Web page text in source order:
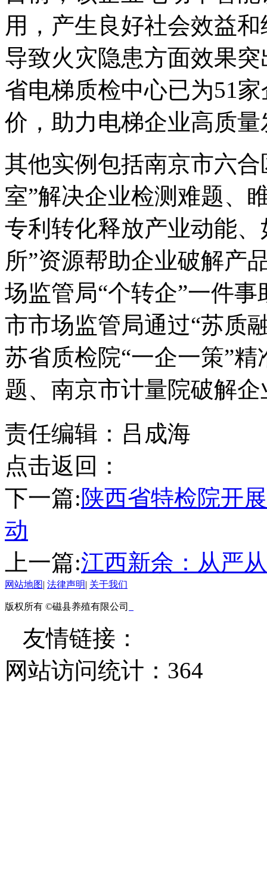
用，产生良好社会效益
导致火灾隐患方面效果
省电梯质检中心已为51
价，助力电梯企业高质量
其他实例包括南京市六
室”解决企业检测难题、
专利转化释放产业动能
所”资源帮助企业破解产
场监管局“个转企”一件
市市场监管局通过“苏质
苏省质检院“一企一策”
题、南京市计量院破解
责任编辑：吕成海
点击返回：
下一篇:陕西省特检院开
动
上一篇:江西新余：从严
网站地图| 法律声明| 关于我们
版权所有 ©磁县养殖有限公司
友情链接：
网站访问统计： 364